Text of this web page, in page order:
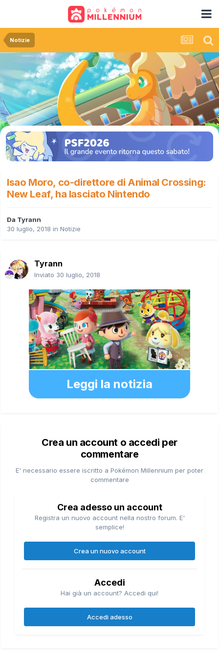
Notizie
Isao Moro, co-direttore di Animal Crossing:
New Leaf, ha lasciato Nintendo
Da Tyrann
30 luglio, 2018 in Notizie
Tyrann
Inviato 30 luglio, 2018
Leggi la notizia
Crea un account o accedi per
commentare
E' necessario essere iscritto a Pokémon Millennium per poter
commentare
Crea adesso un account
Registra un nuovo account nella nostro forum. E'
semplice!
Crea un nuovo account
Accedi
Hai già un account? Accedi qui!
Accedi adesso